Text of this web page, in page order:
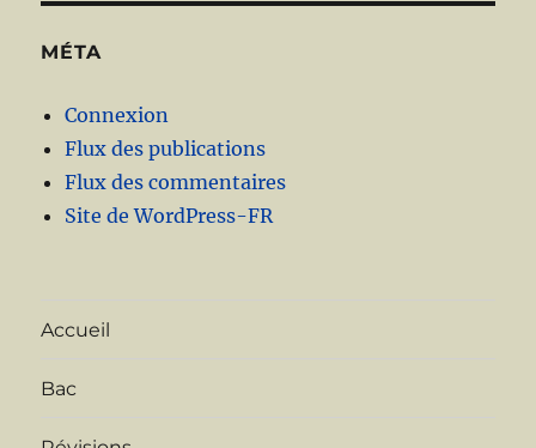
MÉTA
Connexion
Flux des publications
Flux des commentaires
Site de WordPress-FR
Accueil
Bac